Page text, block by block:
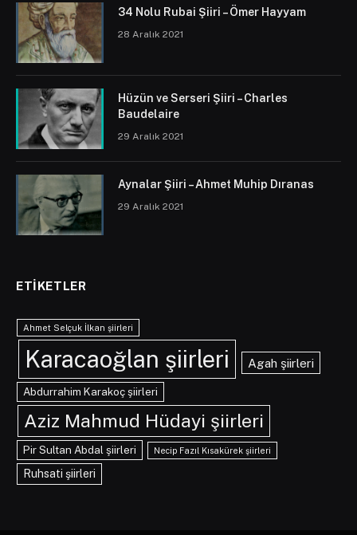
34 Nolu Rubai Şiiri – Ömer Hayyam
28 Aralık 2021
Hüzün ve Serseri Şiiri – Charles
Baudelaire
29 Aralık 2021
Aynalar Şiiri – Ahmet Muhip Dıranas
29 Aralık 2021
ETIKETLER
Ahmet Selçuk İlkan şiirleri
Karacaoğlan şiirleri Agah şiirleri
Abdurrahim Karakoç şiirleri
Aziz Mahmud Hüdayi şiirleri
Pir Sultan Abdal şiirleri Necip Fazıl Kısakürek şiirleri
Ruhsati şiirleri